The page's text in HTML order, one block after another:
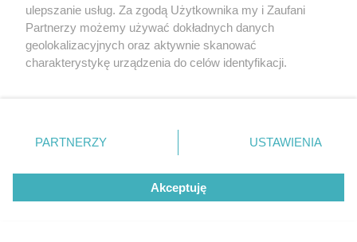
To imię brzmi jak nazwa
europejskiego kraju. W
ulepszanie usług. Za zgodą Użytkownika my i Zaufani
Partnerzy możemy używać dokładnych danych
geolokalizacyjnych oraz aktywnie skanować
charakterystykę urządzenia do celów identyfikacji.
zmienić/wycofać klikając przycisk ustawień prywatności
znajdujący się w lewym dolnym rogu strony
rodzaje przetwarzania danych nie wymagają zgody
użytkownika, ale masz prawo sprzeciwić się takiemu
przetwarzaniu. Preferencje będą miały zastosowanie tylko
PARTNERZY USTAWIENIA
Akceptuję